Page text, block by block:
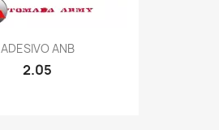
Quick view
ADESIVO ANB
2.05